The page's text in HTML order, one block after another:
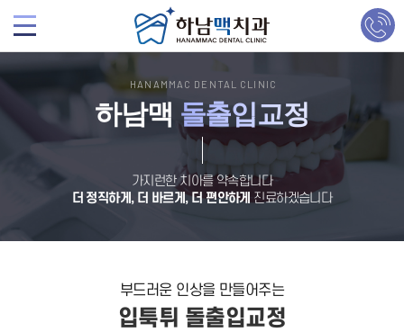
HANAMMAC DENTAL CLINIC
하남맥 돌출입교정
가지런한 치아를 약속합니다
더 정직하게, 더 바르게, 더 편안하게 진료하겠습니다
부드러운 인상을 만들어주는
입툭튀 돌출입교정